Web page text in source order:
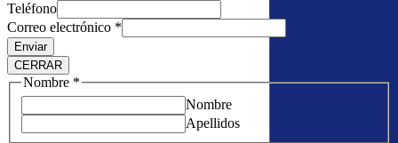
Teléfono
Correo electrónico *
Enviar
CERRAR
Nombre *
Nombre
Apellidos